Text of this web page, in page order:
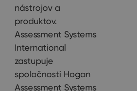
nástrojov a
produktov.
Assessment Systems
International
zastupuje
spoločnosti Hogan
Assessment Systems